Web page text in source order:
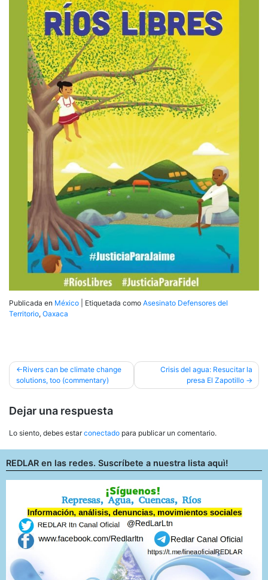
Publicada en México Etiquetada como Asesinato Defensores del
Territorio, Oaxaca
Navegación
de
entradas
Rivers can be climate change
solutions, too (commentary)
Crisis del agua: Resucitar la
presa El Zapotillo
Dejar una respuesta
Lo siento, debes estarconectado para publicar un comentario.
REDLAR en las redes. Suscríbete a nuestra lista aquì!